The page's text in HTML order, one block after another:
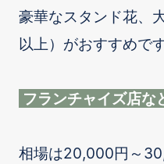
豪華なスタンド花、
以上）がおすすめです
フランチャイズ店な
相場は20,000円～